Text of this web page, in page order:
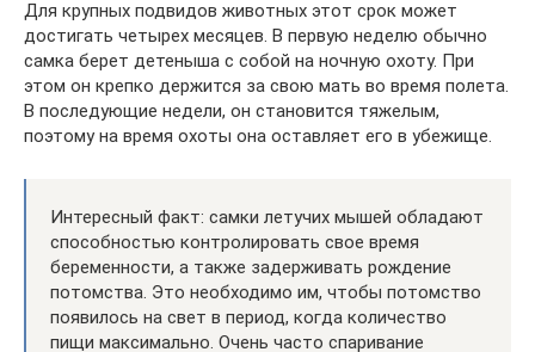
Для крупных подвидов животных этот срок может
достигать четырех месяцев. В первую неделю обычно
самка берет детеныша с собой на ночную охоту. При
этом он крепко держится за свою мать во время полета.
В последующие недели, он становится тяжелым,
поэтому на время охоты она оставляет его в убежище.
Интересный факт: самки летучих мышей обладают
способностью контролировать свое время
беременности, а также задерживать рождение
потомства. Это необходимо им, чтобы потомство
появилось на свет в период, когда количество
пищи максимально. Очень часто спаривание